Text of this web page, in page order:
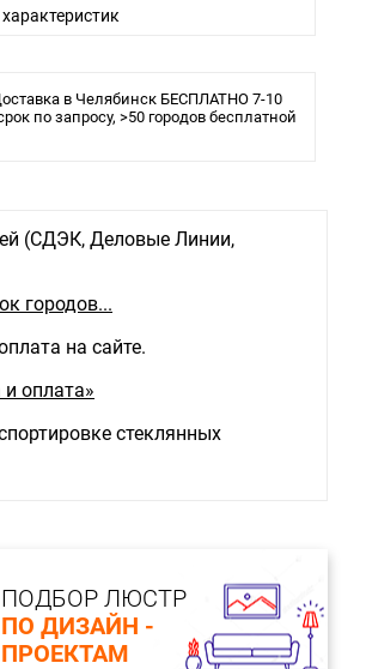
в Челябинск БЕСПЛАТНО 7-10
по запросу, >50 городов бесплатной
(СДЭК, Деловые Линии,
городов...
на сайте.
оплата»
стеклянных
ПОДБОР ЛЮСТР
ПО ДИЗАЙН -
ПРОЕКТАМ